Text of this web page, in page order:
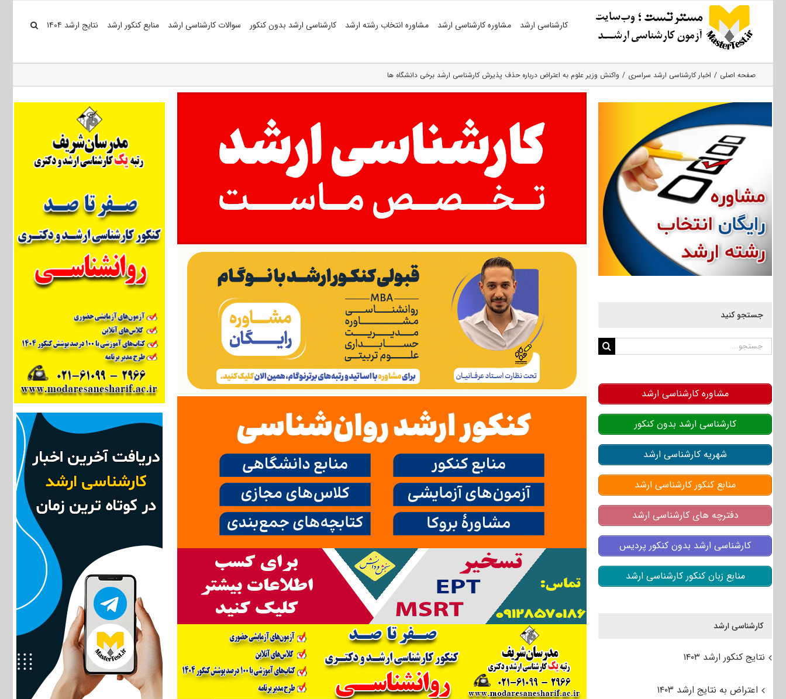
کارشناسی ارشد مشاوره کارشناسی ارشد مشاوره انتخاب رشته ارشد کارشناسی ارشد بدون کنکور سوالات کارشناسی ارشد منابع کنکور ارشد نتایج ارشد ۱۴۰۴
صفحه اصلی اخبار کارشناسی ارشد سراسری واکنش وزیر علوم به اعتراض درباره حذف پذیرش کارشناسی ارشد برخی دانشگاه ها
جستجو کنید
جستجو
مشاوره کارشناسی ارشد
کارشناسی ارشد بدون کنکور
شهریه کارشناسی ارشد
منابع کنکور کارشناسی ارشد
دفترچه های کارشناسی ارشد
کارشناسی ارشد بدون کنکور پردیس
منابع زبان کنکور کارشناسی ارشد
کارشناسی ارشد
نتایج کنکور ارشد ۱۴۰۳
اعتراض به نتایج ارشد ۱۴۰۳